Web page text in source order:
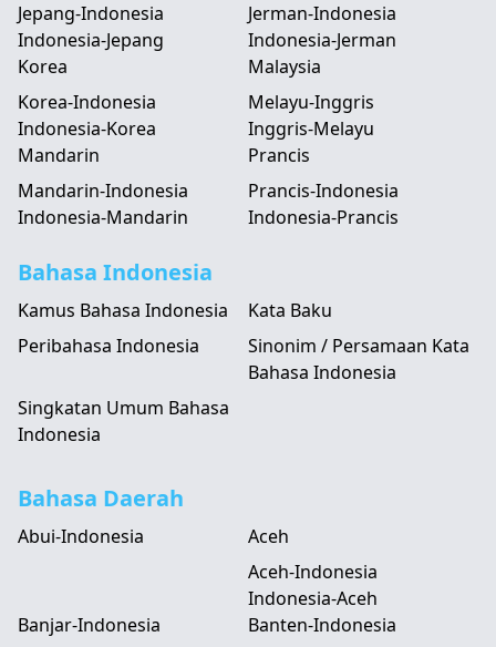
Jepang-Indonesia
Indonesia-Jepang
Jerman-Indonesia
Indonesia-Jerman
Korea
Korea-Indonesia
Indonesia-Korea
Malaysia
Melayu-Inggris
Inggris-Melayu
Mandarin
Mandarin-Indonesia
Indonesia-Mandarin
Prancis
Prancis-Indonesia
Indonesia-Prancis
Bahasa Indonesia
Kamus Bahasa Indonesia
Kata Baku
Peribahasa Indonesia
Sinonim / Persamaan Kata
Bahasa Indonesia
Singkatan Umum Bahasa
Indonesia
Bahasa Daerah
Abui-Indonesia
Aceh
Aceh-Indonesia
Indonesia-Aceh
Banjar-Indonesia
Banten-Indonesia